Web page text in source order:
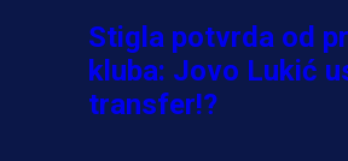
Stigla potvrda od
kluba: Jovo Lukić
transfer!?